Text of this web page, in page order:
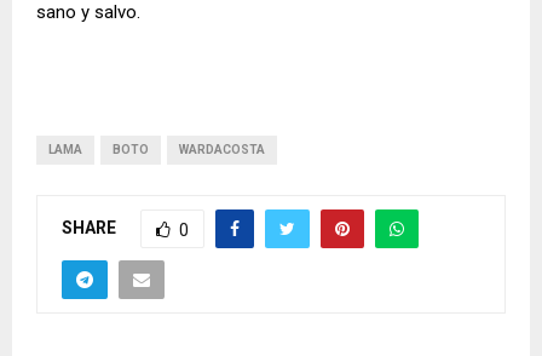
sano y salvo.
LAMA BOTO WARDACOSTA
SHARE 0